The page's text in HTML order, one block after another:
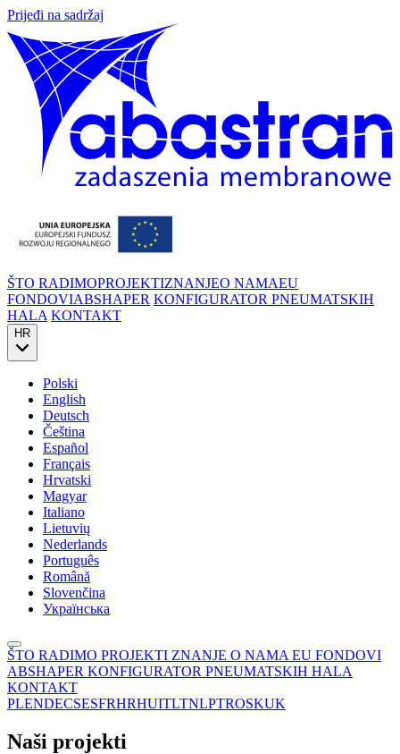
Prijeđi na sadržaj
ŠTO RADIMOPROJEKTIZNANJEO NAMAEU
FONDOVIABSHAPER KONFIGURATOR PNEUMATSKIH
HALA KONTAKT
HR
Polski
English
Deutsch
Čeština
Español
Français
Hrvatski
Magyar
Italiano
Lietuvių
Nederlands
Português
Română
Slovenčina
Українська
ŠTO RADIMO PROJEKTI ZNANJE O NAMA EU FONDOVI
ABSHAPER KONFIGURATOR PNEUMATSKIH HALA
KONTAKT
PLENDECSESFRHRHUITLTNLPTROSKUK
Naši projekti